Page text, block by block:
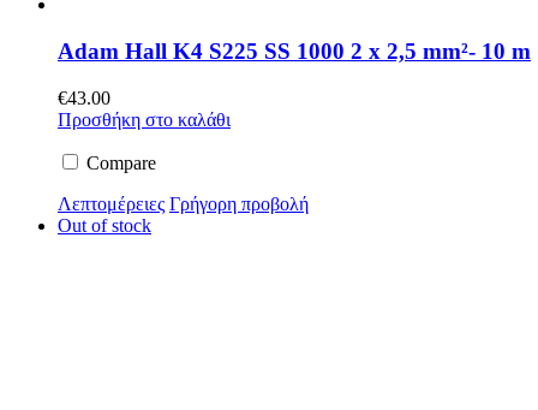
Adam Hall K4 S225 SS 1000 2 x 2,5 mm²- 10 m
€43.00
Προσθήκη στο καλάθι
Compare
Λεπτομέρειες Γρήγορη προβολή
Out of stock